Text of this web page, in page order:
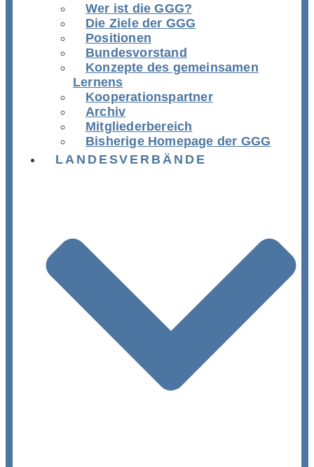
Wer ist die GGG?
Die Ziele der GGG
Positionen
Bundesvorstand
Konzepte des gemeinsamen
Lernens
Kooperationspartner
Archiv
Mitgliederbereich
Bisherige Homepage der GGG
LANDESVERBÄNDE